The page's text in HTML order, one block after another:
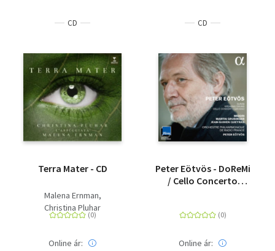
CD
Terra Mater - CD
Malena Ernman
Christina Pluhar
Online ár:
CD
Peter Eötvös - DoReMi
/ Cello Concerto
Online ár: